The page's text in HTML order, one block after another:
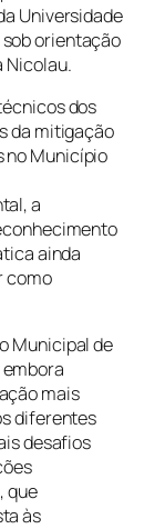
Universidade
orientação
Nicolau.
dos
da mitigação
no Município
a
ainda
como
Municipal de
mais
diferentes
desafios
que
às